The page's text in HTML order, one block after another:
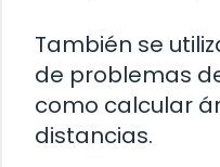
También se
de problemas
como calcular
distancias.